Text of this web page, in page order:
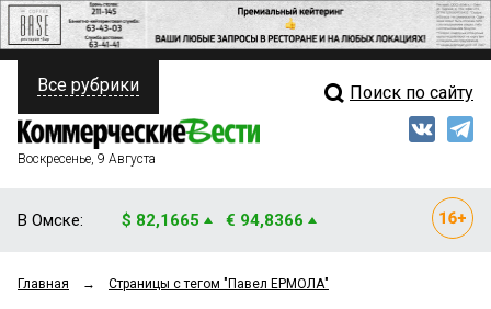
ПОЛИТИКА
ФИНАНСЫ
ОБЩЕСТВО
Свежий выпуск
Мнения
Все рубрики Поиск по сайту
Воскресенье, 9 Августа
В Омске: $ 82,1665 € 94,8366
Главная → Страницы c тегом "Павел ЕРМОЛА"